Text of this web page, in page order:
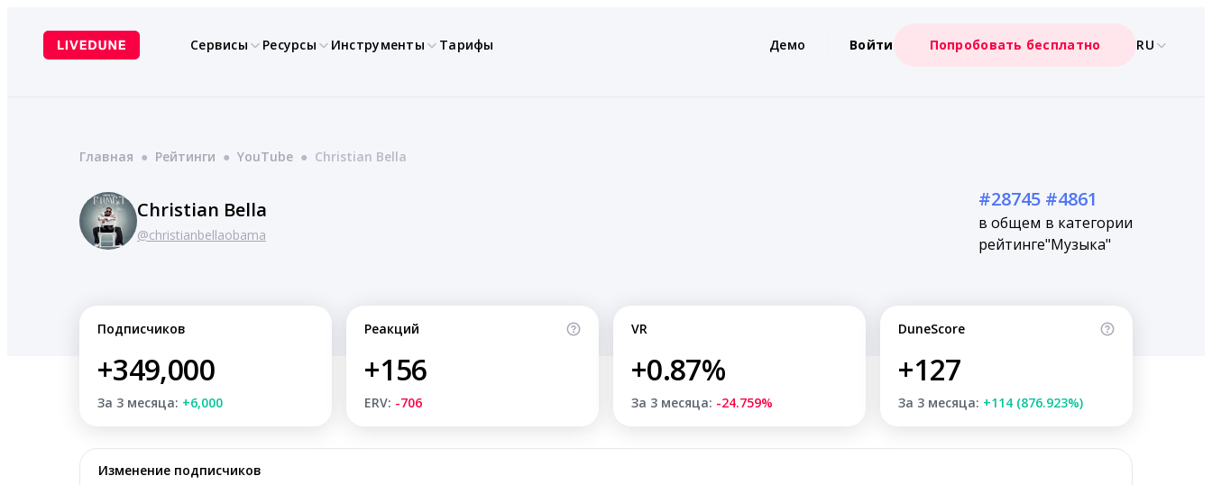
содержимому
Сервисы Ресурсы Инструменты Тарифы Демо Войти Попробовать бесплатно RU
Главная ● Рейтинги ● YouTube ● Christian Bella
Christian Bella
@christianbellaobama
#28745
в общем
рейтинге
#4861
в категории
"Музыка"
Подписчиков
+349,000
За 3 месяца: +6,000
Реакций
+156
ERV: -706
VR
+0.87%
За 3 месяца: -24.759%
DuneScore
+127
За 3 месяца: +114 (876.923%)
Изменение подписчиков